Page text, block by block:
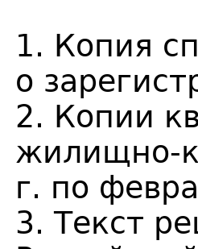
1. Копия
о
2. Копии
жилищно-
г. по
3. Текст